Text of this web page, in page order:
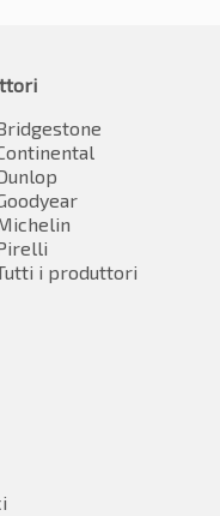
i produttori